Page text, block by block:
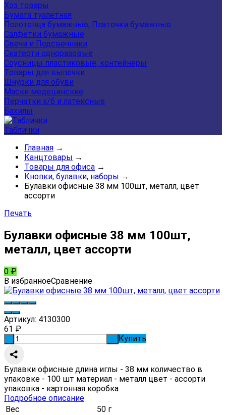
Хоз товары
Бумага туалетная
Полотенца бумажные, Платочки бумажные
Салфетки бумажные
Свечи и Подсвечники
Скатерти одноразовые
Соусницы пластиковые, контейнеры
Товары для выпечки
Шнурки для обуви
Маски медецинские
Перчатки х/б и латексные
Бахилы
Таблички
Главная →
Канцтовары →
Товары для офиса →
Кнопки, булавки, наборы →
Булавки офисные 38 мм 100шт, металл, цвет
ассорти
Печать
Булавки офисные 38 мм 100шт,
металл, цвет ассорти
0 ₽
В избранноеСравнение
Артикул: 4130300
61 ₽
Купить
Булавки офисные длина иглы - 38 мм количество в
упаковке - 100 шт материал - металл цвет - ассорти
упаковка - картонная коробка
Подробное описание
Вес
50 г